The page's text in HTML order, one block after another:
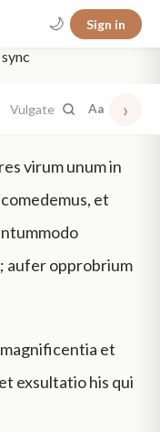
🌙 Sign in
Vulgate Aa ›
grace -law
virum unum in
et
aufer opprobrium
et
exsultatio his qui